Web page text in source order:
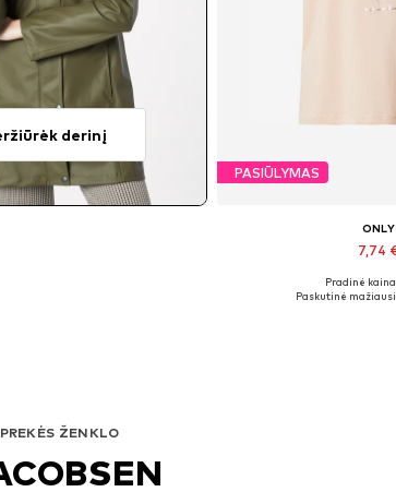
derinį
PASIŪLYMAS
ONLY
7,74
Galimi dydžiai:
Pradinė
Paskutinė
ŽENKLO